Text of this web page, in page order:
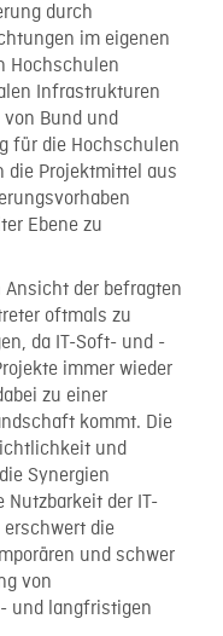
durch
im eigenen
Hochschulen
Infrastrukturen
Bund und
für die Hochschulen
die Projektmittel aus
Ebene zu
der befragten
oftmals zu
da IT-Soft- und -
immer wieder
zu einer
kommt. Die
und
Synergien
der IT-
die
und schwer
von
und langfristigen